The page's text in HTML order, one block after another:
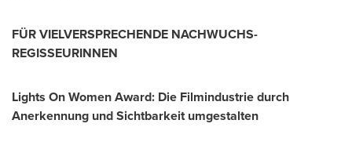
FÜR VIELVERSPRECHENDE NACHWUCHS-
REGISSEURINNEN
Lights On Women Award: Die Filmindustrie durch
Anerkennung und Sichtbarkeit umgestalten